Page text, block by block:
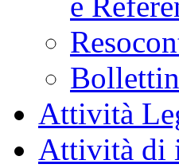
Attività
Attività di